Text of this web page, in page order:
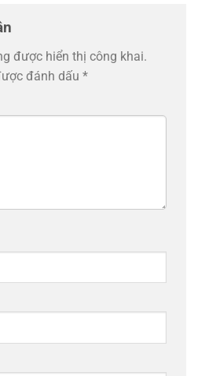
được hiển thị công khai.
đánh dấu *